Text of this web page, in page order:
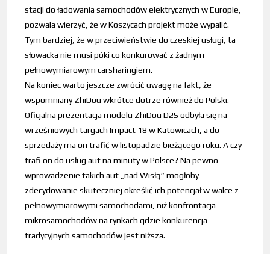
stacji do ładowania samochodów elektrycznych w Europie,
pozwala wierzyć, że w Koszycach projekt może wypalić.
Tym bardziej, że w przeciwieństwie do czeskiej usługi, ta
słowacka nie musi póki co konkurować z żadnym
pełnowymiarowym carsharingiem.
Na koniec warto jeszcze zwrócić uwagę na fakt, że
wspomniany ZhiDou wkrótce dotrze również do Polski.
Oficjalna prezentacja modelu ZhiDou D2S odbyła się na
wrześniowych targach Impact 18 w Katowicach, a do
sprzedaży ma on trafić w listopadzie bieżącego roku. A czy
trafi on do usług aut na minuty w Polsce? Na pewno
wprowadzenie takich aut „nad Wisłą” mogłoby
zdecydowanie skuteczniej określić ich potencjał w walce z
pełnowymiarowymi samochodami, niż konfrontacja
mikrosamochodów na rynkach gdzie konkurencja
tradycyjnych samochodów jest niższa.